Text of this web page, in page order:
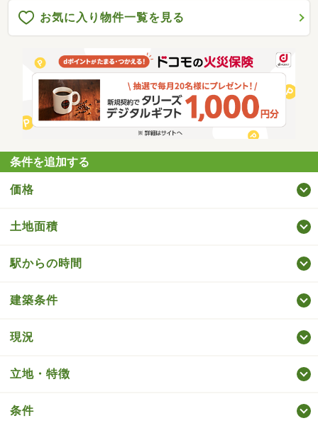
お気に入り物件一覧を見る
条件を追加する
価格
土地面積
駅からの時間
建築条件
現況
立地・特徴
条件